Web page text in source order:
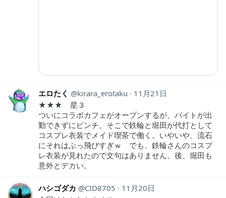
エロたく kirara_erotaku
11月21日
★★★ 星３
ついにコラボカフェがオープンするが、バイトが出
勤できずにピンチ。そこで鉄輪と堀田が代打として
コスプレ衣装でメイド喫茶で働く。いやいや、流石
にそれはぶっ飛びすぎｗ でも、鉄輪さんのコスプ
レ衣装が見れたので文句はありません。後、堀田も
意外とデカい。
ハシゴダカ CID8705
11月20日